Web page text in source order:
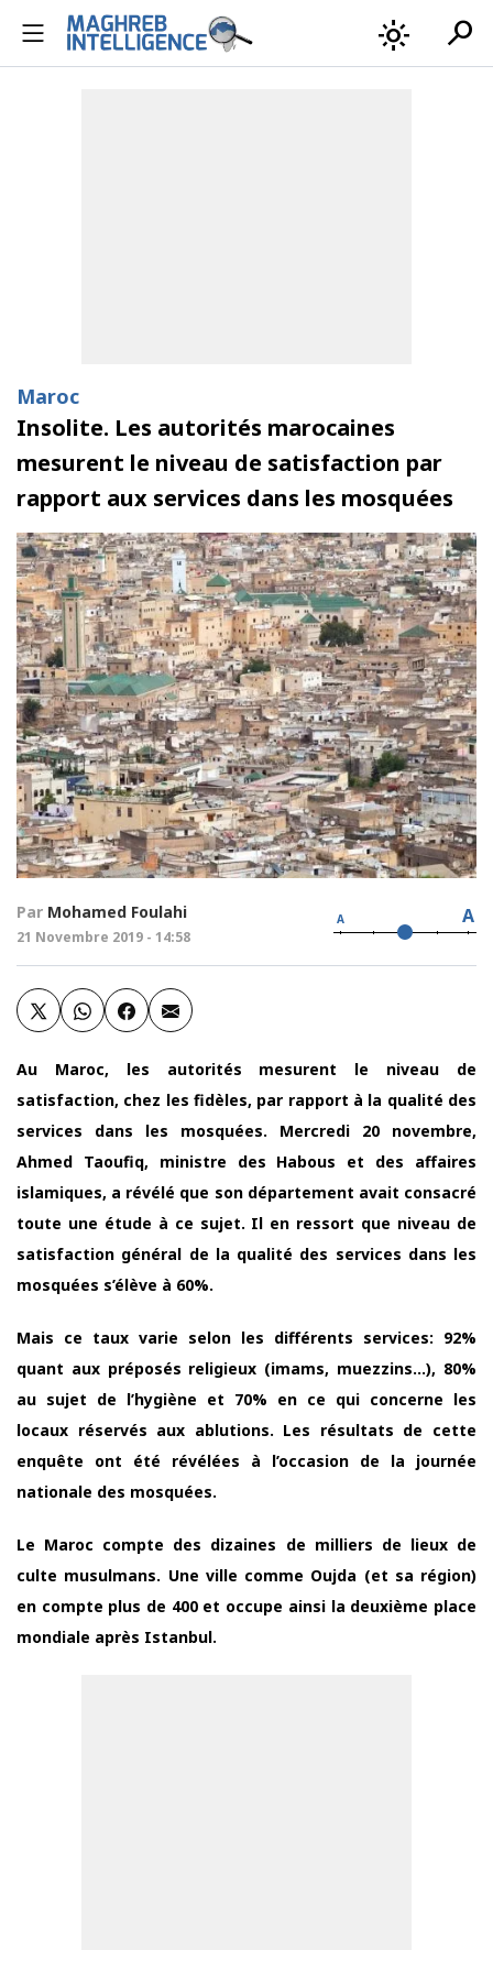
light_mode search
Maroc
Insolite. Les autorités marocaines
mesurent le niveau de satisfaction par
rapport aux services dans les mosquées
Par Mohamed Foulahi
21 Novembre 2019 - 14:58
A A
Au Maroc, les autorités mesurent le niveau de
satisfaction, chez les fidèles, par rapport à la qualité des
services dans les mosquées. Mercredi 20 novembre,
Ahmed Taoufiq, ministre des Habous et des affaires
islamiques, a révélé que son département avait consacré
toute une étude à ce sujet. Il en ressort que niveau de
satisfaction général de la qualité des services dans les
mosquées s’élève à 60%.
Mais ce taux varie selon les différents services: 92%
quant aux préposés religieux (imams, muezzins…), 80%
au sujet de l’hygiène et 70% en ce qui concerne les
locaux réservés aux ablutions. Les résultats de cette
enquête ont été révélées à l’occasion de la journée
nationale des mosquées.
Le Maroc compte des dizaines de milliers de lieux de
culte musulmans. Une ville comme Oujda (et sa région)
en compte plus de 400 et occupe ainsi la deuxième place
mondiale après Istanbul.